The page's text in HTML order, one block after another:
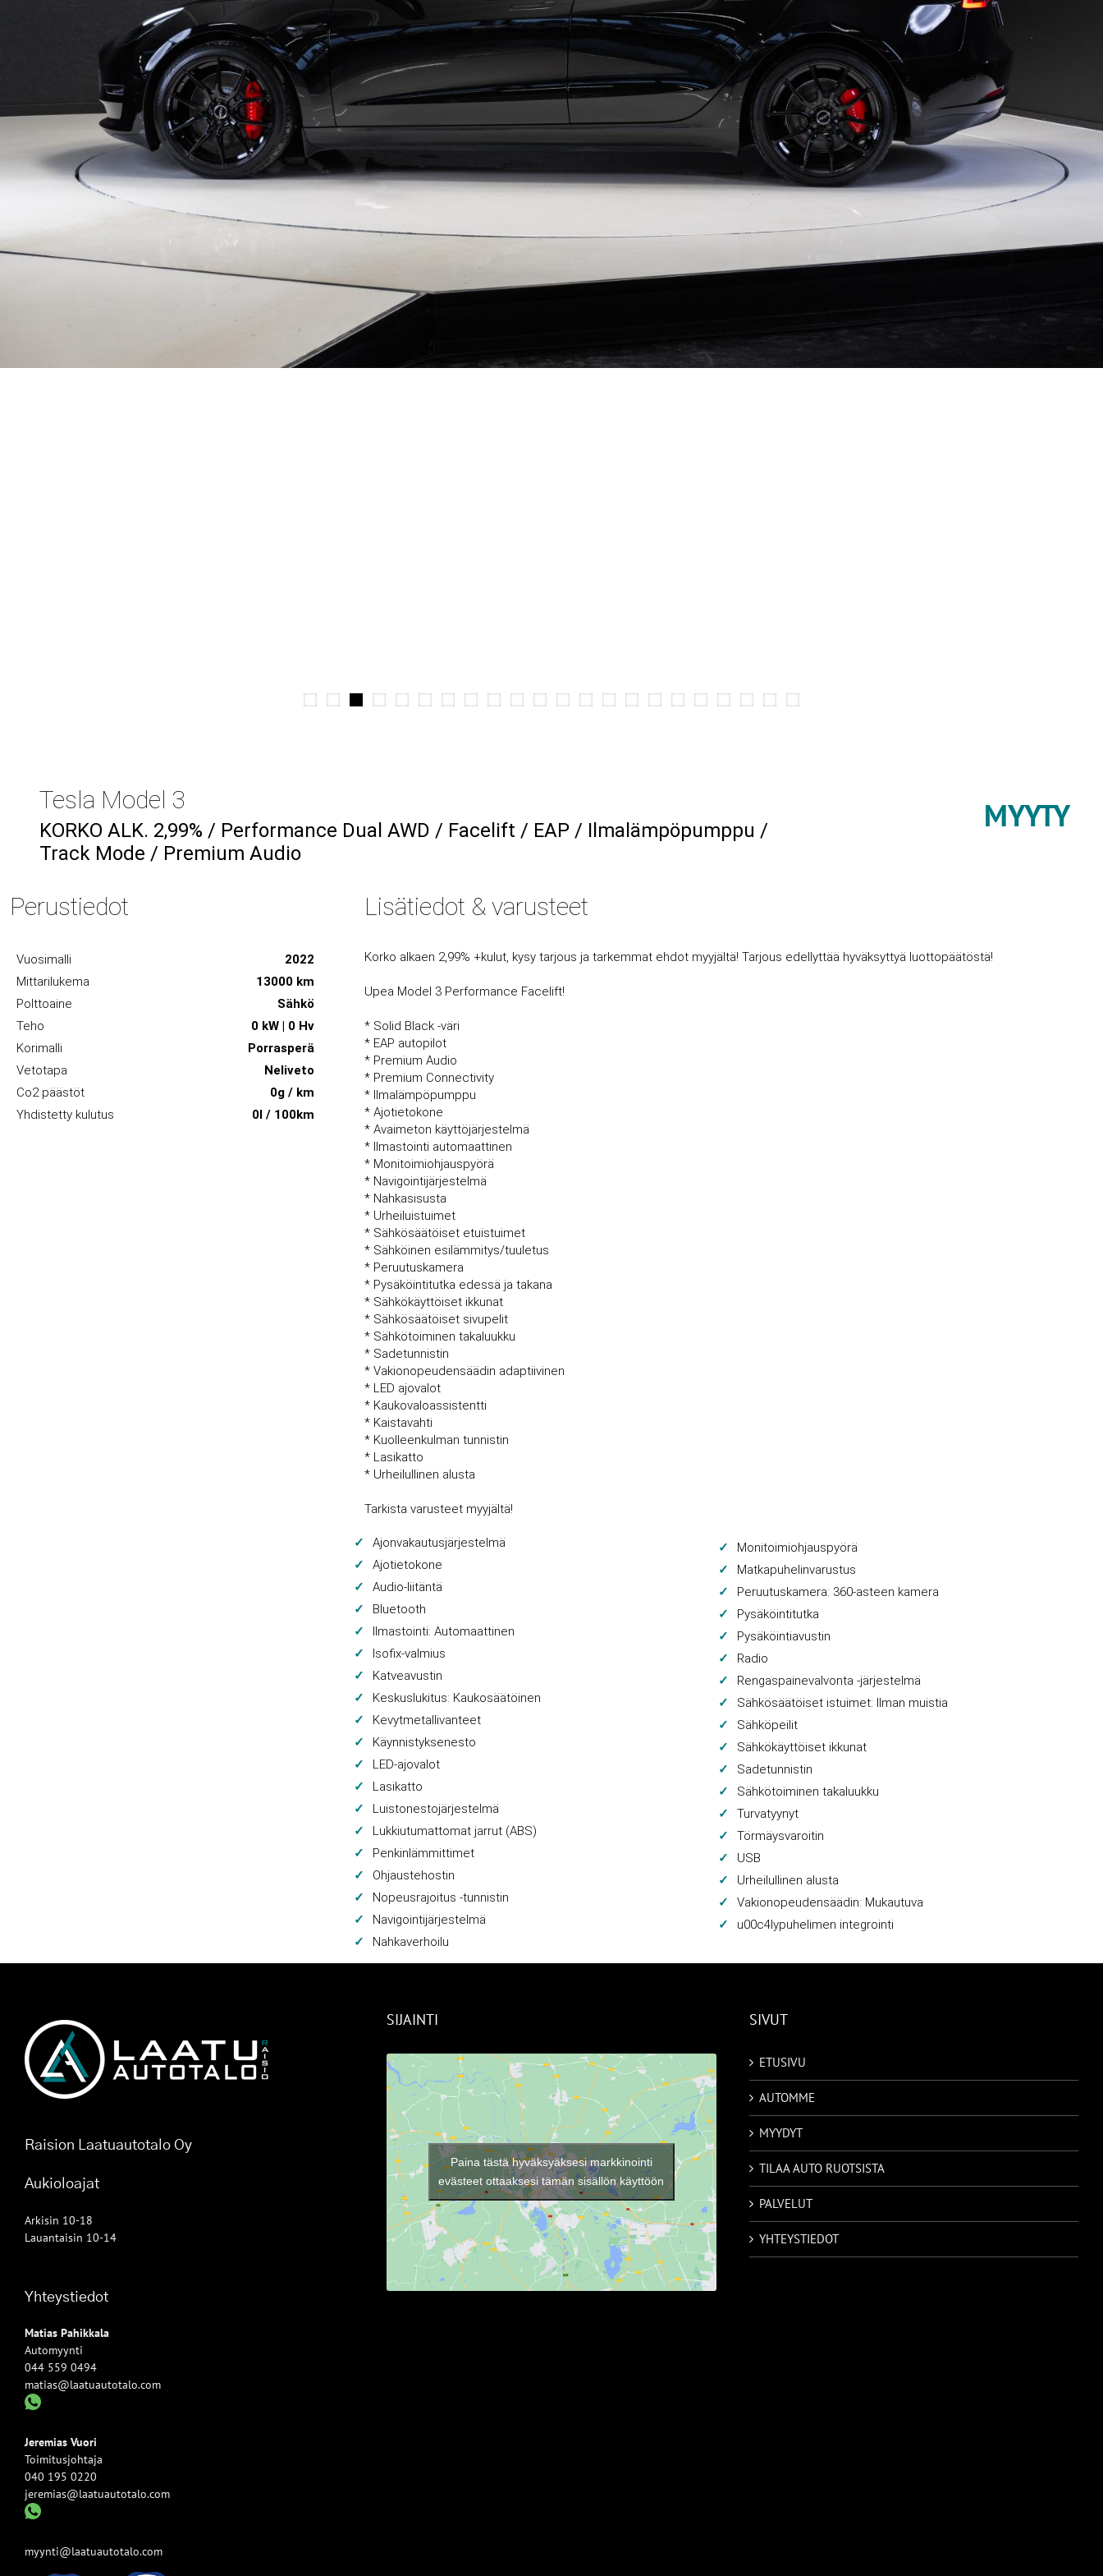
Tesla Model 3
KORKO ALK. 2,99% / Performance Dual AWD / Facelift / EAP / Ilmalämpöpumppu /
Track Mode / Premium Audio
MYYTY
Perustiedot
Vuosimalli
2022
Mittarilukema
13000 km
Polttoaine
Sähkö
Teho
0 kW | 0 Hv
Korimalli
Porrasperä
Vetotapa
Neliveto
Co2 päästöt
0g / km
Yhdistetty kulutus
0l / 100km
Lisätiedot & varusteet
Korko alkaen 2,99% +kulut, kysy tarjous ja tarkemmat ehdot myyjältä! Tarjous edellyttää hyväksyttyä luottopäätöstä!
Upea Model 3 Performance Facelift!
* Solid Black -väri
* EAP autopilot
* Premium Audio
* Premium Connectivity
* Ilmalämpöpumppu
* Ajotietokone
* Avaimeton käyttöjärjestelmä
* Ilmastointi automaattinen
* Monitoimiohjauspyörä
* Navigointijärjestelmä
* Nahkasisusta
* Urheiluistuimet
* Sähkösäätöiset etuistuimet
* Sähköinen esilämmitys/tuuletus
* Peruutuskamera
* Pysäköintitutka edessä ja takana
* Sähkökäyttöiset ikkunat
* Sähkösäätöiset sivupelit
* Sähkötoiminen takaluukku
* Sadetunnistin
* Vakionopeudensäädin adaptiivinen
* LED ajovalot
* Kaukovaloassistentti
* Kaistavahti
* Kuolleenkulman tunnistin
* Lasikatto
* Urheilullinen alusta
Tarkista varusteet myyjältä!
Ajonvakautusjärjestelmä
Ajotietokone
Audio-liitäntä
Bluetooth
Ilmastointi: Automaattinen
Isofix-valmius
Katveavustin
Keskuslukitus: Kaukosäätöinen
Kevytmetallivanteet
Käynnistyksenesto
LED-ajovalot
Lasikatto
Luistonestojärjestelmä
Lukkiutumattomat jarrut (ABS)
Penkinlämmittimet
Ohjaustehostin
Nopeusrajoitus -tunnistin
Navigointijärjestelmä
Nahkaverhoilu
Monitoimiohjauspyörä
Matkapuhelinvarustus
Peruutuskamera: 360-asteen kamera
Pysäköintitutka
Pysäköintiavustin
Radio
Rengaspainevalvonta -järjestelmä
Sähkösäätöiset istuimet: Ilman muistia
Sähköpeilit
Sähkökäyttöiset ikkunat
Sadetunnistin
Sähkötoiminen takaluukku
Turvatyynyt
Törmäysvaroitin
USB
Urheilullinen alusta
Vakionopeudensäädin: Mukautuva
u00c4lypuhelimen integrointi
Raision Laatuautotalo Oy
Aukioloajat
Arkisin 10-18
Lauantaisin 10-14
Yhteystiedot
Matias Pahikkala
Automyynti
044 559 0494
matias@laatuautotalo.com
Jeremias Vuori
Toimitusjohtaja
040 195 0220
jeremias@laatuautotalo.com
myynti@laatuautotalo.com
SIJAINTI
Paina tästä hyväksyäksesi markkinointi
evästeet ottaaksesi tämän sisällön käyttöön
SIVUT
ETUSIVU
AUTOMME
MYYDYT
TILAA AUTO RUOTSISTA
PALVELUT
YHTEYSTIEDOT